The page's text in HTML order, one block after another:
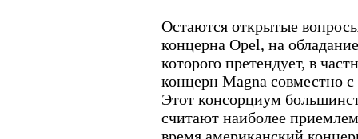
Остаются открытые
концерна Opel, на
которого претендует, в
концерн Magna совместно
Этот консорциум
считают наиболее